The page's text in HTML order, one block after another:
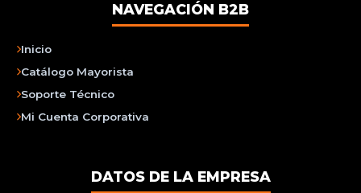
NAVEGACIÓN B2B
Inicio
Catálogo Mayorista
Soporte Técnico
Mi Cuenta Corporativa
DATOS DE LA EMPRESA